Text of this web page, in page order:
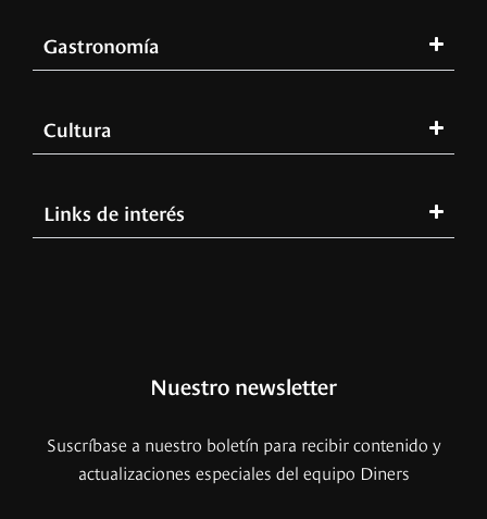
Gastronomía
Cultura
Links de interés
Nuestro newsletter
Suscríbase a nuestro boletín para recibir contenido y
actualizaciones especiales del equipo Diners